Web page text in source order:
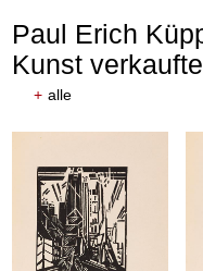
Auktion 610 - Lot
THOMAS MANN
,
Schätzpreis: € 1.000
Paul Erich
Kunst
+ alle